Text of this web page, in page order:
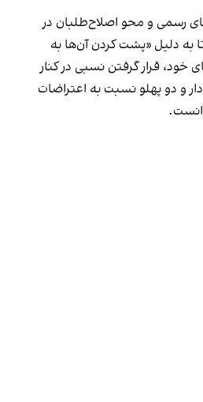
رسمی و محو اصلاح‌طلبان در
به دلیل «پشت کردن آن‌ها به
قرار گرفتن نسبی در کنار
و دو پهلو نسبت به اعتراضات